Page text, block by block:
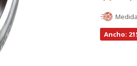
es:
Ancho: